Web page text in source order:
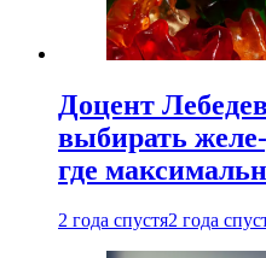
Доцент
выбирать желе-
где
2 года спустя2 года